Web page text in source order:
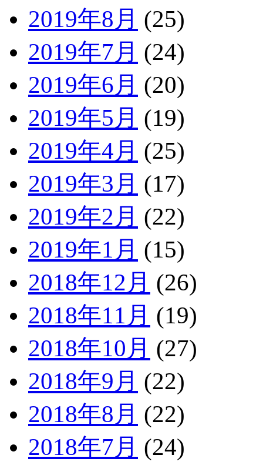
2019年8月 (25)
2019年7月 (24)
2019年6月 (20)
2019年5月 (19)
2019年4月 (25)
2019年3月 (17)
2019年2月 (22)
2019年1月 (15)
2018年12月 (26)
2018年11月 (19)
2018年10月 (27)
2018年9月 (22)
2018年8月 (22)
2018年7月 (24)